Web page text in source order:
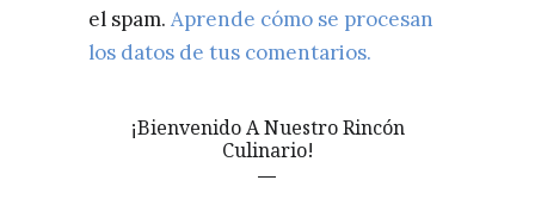
el spam. Aprende cómo se procesan
los datos de tus comentarios.
¡Bienvenido A Nuestro Rincón
Culinario!